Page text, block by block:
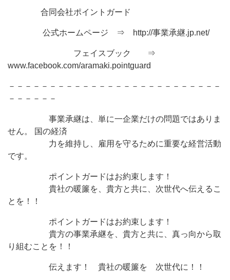
合同会社ポイントガード
公式ホームページ ⇒ http://事業承継.jp.net/
フェイスブック ⇒
www.facebook.com/aramaki.pointguard
－－－－－－－－－－－－－－－－－－－－－－－－－－
－－－－－－
事業承継は、単に一企業だけの問題ではありま
せん。 国の経済
力を維持し、雇用を守るために重要な経営活動
です。
ポイントガードはお約束します！
貴社の暖簾を、貴方と共に、次世代へ伝えるこ
とを！！
ポイントガードはお約束します！
貴方の事業承継を、貴方と共に、真っ向から取
り組むことを！！
伝えます！ 貴社の暖簾を 次世代に！！